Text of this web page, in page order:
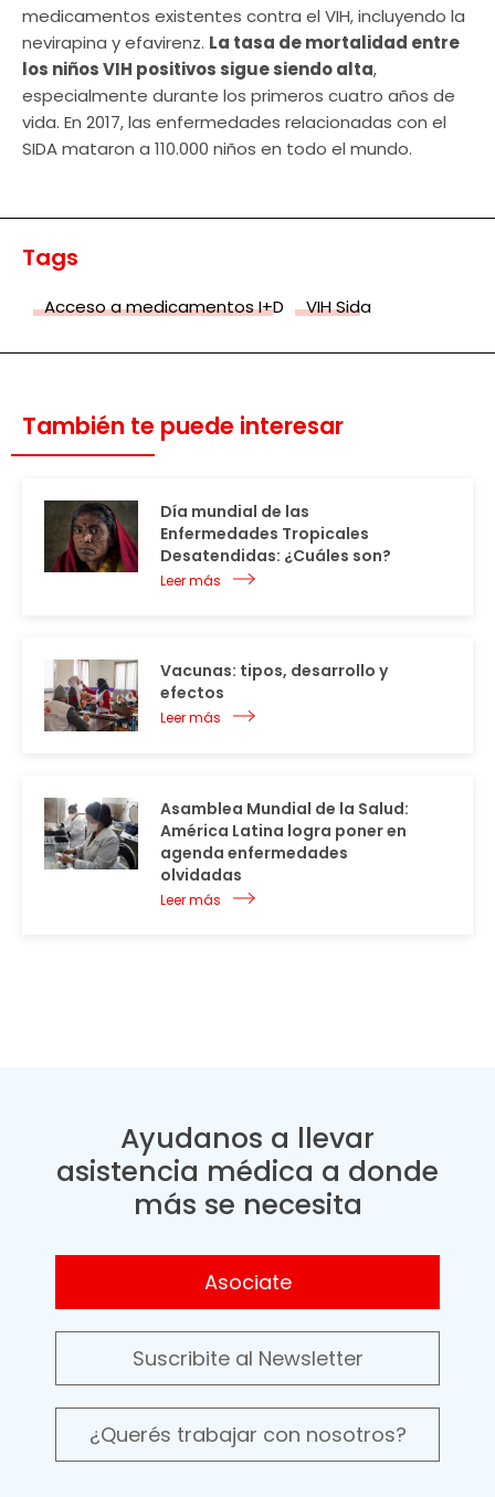
medicamentos existentes contra el VIH, incluyendo la
nevirapina y efavirenz. La tasa de mortalidad entre
los niños VIH positivos sigue siendo alta,
especialmente durante los primeros cuatro años de
vida. En 2017, las enfermedades relacionadas con el
SIDA mataron a 110.000 niños en todo el mundo.
Tags
Acceso a medicamentos I+D VIH Sida
También te puede interesar
Día mundial de las
Enfermedades Tropicales
Desatendidas: ¿Cuáles son?
Leer más
Vacunas: tipos, desarrollo y
efectos
Leer más
Asamblea Mundial de la Salud:
América Latina logra poner en
agenda enfermedades
olvidadas
Leer más
Ayudanos a llevar
asistencia médica a donde
más se necesita
Asociate
Suscribite al Newsletter
¿Querés trabajar con nosotros?